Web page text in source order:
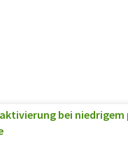
bei niedrigem